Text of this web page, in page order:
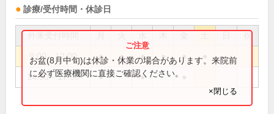
診療/受付時間・休診日
祝
9:00～12:00 ● ● ● ● ●
14:30～17:00 ● ●
お盆(8月中旬)は休診・休業の場合があります。来院前
に必ず医療機関に直接ご確認ください。
×閉じる